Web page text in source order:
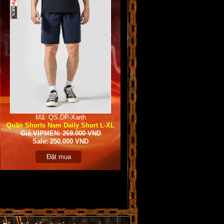
Mã: QS.DP-Xanh
Quần Shorts Nam Daily Short L-XL
Giá VIPMEN: 269.000 VND
Sale: 250.000 VND
Đặt mua